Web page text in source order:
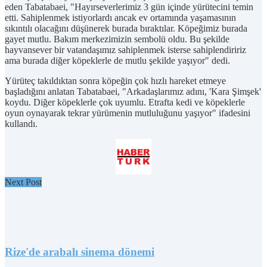
eden Tabatabaei, "Hayırseverlerimiz 3 gün içinde yürütecini temin
etti. Sahiplenmek istiyorlardı ancak ev ortamında yaşamasının
sıkıntılı olacağını düşünerek burada bıraktılar. Köpeğimiz burada
gayet mutlu. Bakım merkezimizin sembolü oldu. Bu şekilde
hayvansever bir vatandaşımız sahiplenmek isterse sahiplendiririz
ama burada diğer köpeklerle de mutlu şekilde yaşıyor" dedi.
Yürüteç takıldıktan sonra köpeğin çok hızlı hareket etmeye
başladığını anlatan Tabatabaei, "Arkadaşlarımız adını, 'Kara Şimşek'
koydu. Diğer köpeklerle çok uyumlu. Etrafta kedi ve köpeklerle
oyun oynayarak tekrar yürümenin mutluluğunu yaşıyor" ifadesini
kullandı.
Next Post
Rize'de arabalı sinema dönemi